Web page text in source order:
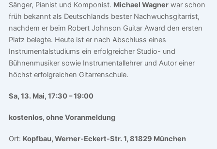
Sänger, Pianist und Komponist. Michael Wagnerwar schon
früh bekannt als Deutschlands bester Nachwuchsgitarrist,
nachdem er beim Robert Johnson Guitar Award den ersten
Platz belegte. Heute ist er nach Abschluss eines
Instrumentalstudiums ein erfolgreicher Studio- und
Bühnenmusiker sowie Instrumentallehrer und Autor einer
höchst erfolgreichen Gitarrenschule.
Sa, 13. Mai, 17:30 – 19:00
kostenlos, ohne Voranmeldung
Ort: Kopfbau, Werner-Eckert-Str. 1, 81829 München